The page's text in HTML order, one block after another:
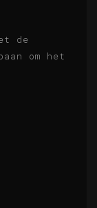
de
om het